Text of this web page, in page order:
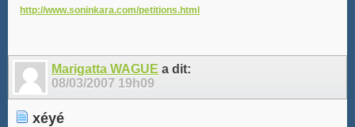
http://www.soninkara.com/petitions.html
Marigatta WAGUE a dit:
08/03/2007 19h09
xéyé